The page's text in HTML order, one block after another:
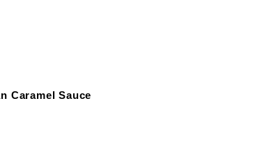
Caramel Sauce